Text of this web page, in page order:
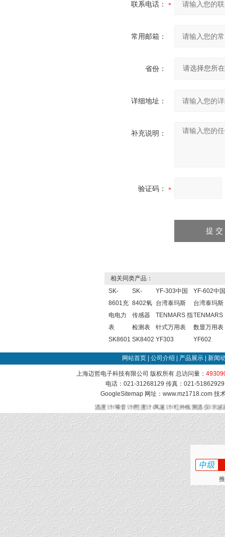
联系电话：
常用邮箱：
省份：
详细地址：
补充说明：
验证码：
相关同类产品：
SK-
8601充
电电力
表
SK8601
SK-
8402氧
传感器
检测表
SK8402
YF-303中国
台湾泰玛斯
TENMARS 指
针式万用表
YF303
YF-602中国
台湾泰玛斯
TENMARS
数显万用表
YF602
网站首页 公司介绍 产品展示 新闻
上海迈哲电子科技有限公司 版权所有 总访问量：
电话：021-31268129 传真：021-
GoogleSitemap网址：www.mz1718.com 技
温度计/噪音计/照度计/风速计/红外线测温仪/示